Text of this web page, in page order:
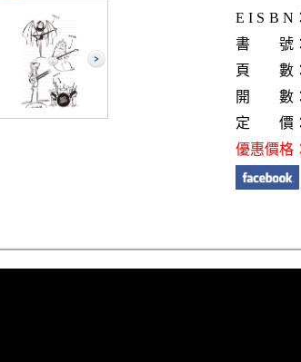
E I S B N
書 號
頁 數
開 數
定 價：
優惠價格